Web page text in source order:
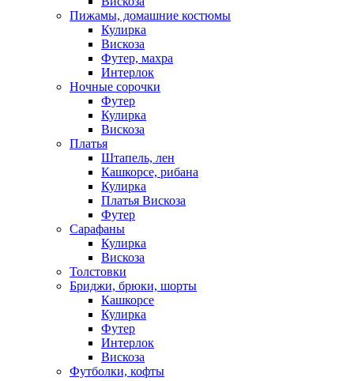
Пижамы, домашние костюмы
Кулирка
Вискоза
Футер, махра
Интерлок
Ночные сорочки
Футер
Кулирка
Вискоза
Платья
Штапель, лен
Кашкорсе, рибана
Кулирка
Платья Вискоза
Футер
Сарафаны
Кулирка
Вискоза
Толстовки
Бриджи, брюки, шорты
Кашкорсе
Кулирка
Футер
Интерлок
Вискоза
Футболки, кофты